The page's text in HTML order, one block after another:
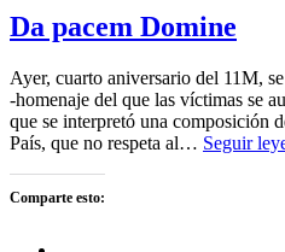
Da pacem Domine
Ayer, cuarto aniversario del 11M,
-homenaje del que las víctimas se
que se interpretó una composición
País, que no respeta al… Seguir
Comparte esto: